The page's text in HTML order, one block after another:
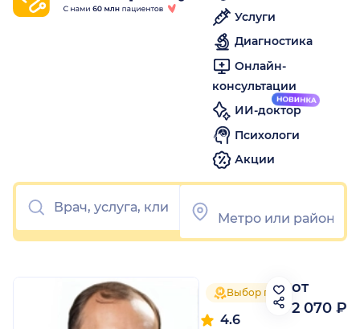
Услуги
Диагностика
Онлайн-
консультации
ИИ-доктор
Психологи
Акции
Выбор пациентов 2025
4.6
от
2 070 ₽